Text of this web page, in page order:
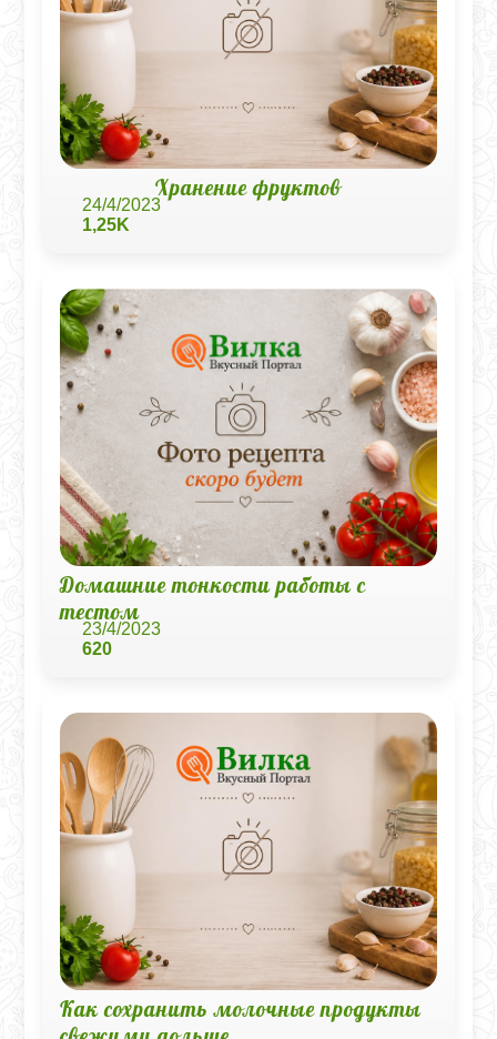
Хранение фруктов
24/4/2023
1,25K
Домашние тонкости работы с
тестом
23/4/2023
620
Как сохранить молочные продукты